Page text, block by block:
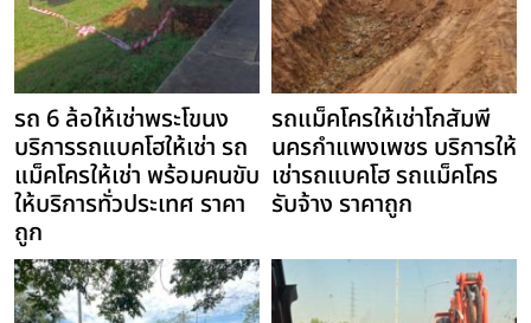
รถ 6 ล้อให้เช่าพระโขนง
บริการรถแบคโฮให้เช่า รถ
แม็คโครให้เช่า พร้อมคนขับ
ให้บริการทั่วประเทศ ราคา
ถูก
รถแม็คโครให้เช่าโกสัมพี
นครกำแพงเพชร บริการให้
เช่ารถแบคโฮ รถแม็คโคร
รับจ้าง ราคาถูก